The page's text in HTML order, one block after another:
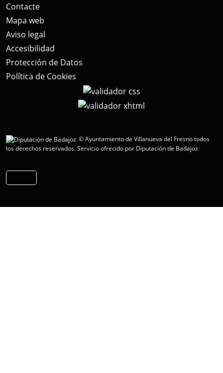
Contacte
Mapa web
Aviso legal
Accesibilidad
Protección de Datos
Política de Cookies
© Ayuntamiento de Villanueva del Fresno todos
los derechos reservados.Servicio ofrecido por Diputación de Badajoz